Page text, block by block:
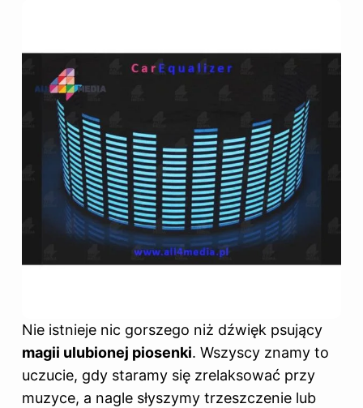
Nie istnieje nic gorszego niż dźwięk psujący
magii ulubionej piosenki. Wszyscy znamy to
uczucie, gdy staramy się zrelaksować przy
muzyce, a nagle słyszymy trzeszczenie lub